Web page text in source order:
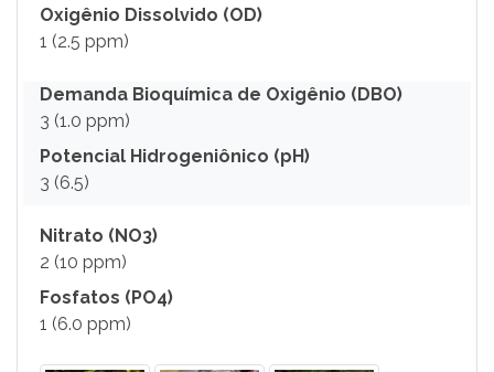
Oxigênio Dissolvido (OD)
1 (2.5 ppm)
Demanda Bioquímica de Oxigênio (DBO)
3 (1.0 ppm)
Potencial Hidrogeniônico (pH)
3 (6.5)
Nitrato (NO3)
2 (10 ppm)
Fosfatos (PO4)
1 (6.0 ppm)